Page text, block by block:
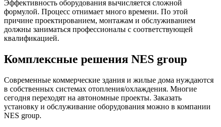
Эффективность оборудования вычисляется сложной
формулой. Процесс отнимает много времени. По этой
причине проектированием, монтажам и обслуживанием
должны заниматься профессионалы с соответствующей
квалификацией.
Комплексные решения NES group
Современные коммерческие здания и жилые дома нуждаются
в собственных системах отопления/охлаждения. Многие
сегодня переходят на автономные проекты. Заказать
установку и обслуживание оборудования можно в компании
NES group.